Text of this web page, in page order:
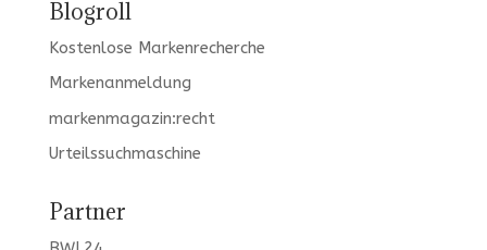
Blogroll
Kostenlose Markenrecherche
Markenanmeldung
markenmagazin:recht
Urteilssuchmaschine
Partner